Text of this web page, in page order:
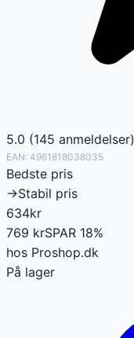
5.0 (145 anmeldelser)
EAN: 4961818038035
Bedste pris
→Stabil pris
634kr
769 krSPAR 18%
hos Proshop.dk
På lager